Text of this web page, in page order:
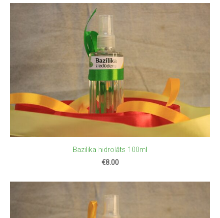
Bazilika hidrolāts 100ml
€8.00